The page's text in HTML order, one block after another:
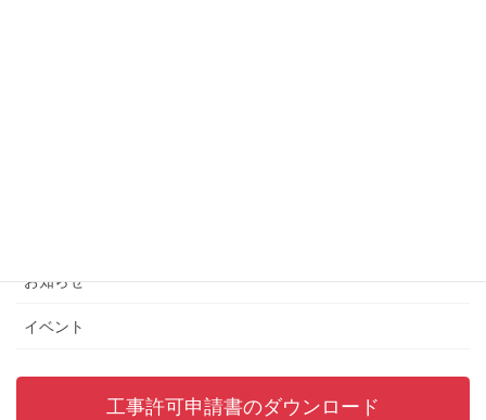
お知らせ
イベント
工事許可申請書のダウンロード